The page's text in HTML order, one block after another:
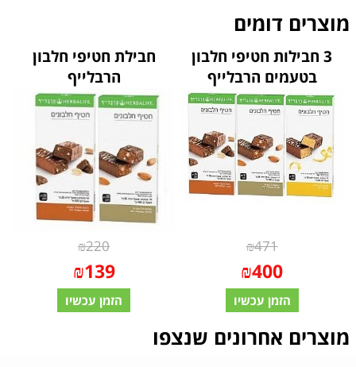
מוצרים דומים
3 חבילות חטיפי חלבון
בטעמים הרבלייף
₪471
₪400
הזמן עכשיו
חבילת חטיפי חלבון
הרבלייף
₪220
₪139
הזמן עכשיו
מוצרים אחרונים שנצפו